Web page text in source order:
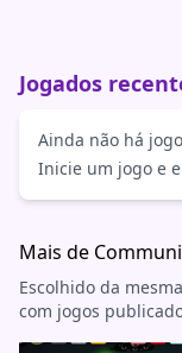
Jogados
Ainda não há
Inicie um jogo e
Mais de
Escolhido da
com jogos